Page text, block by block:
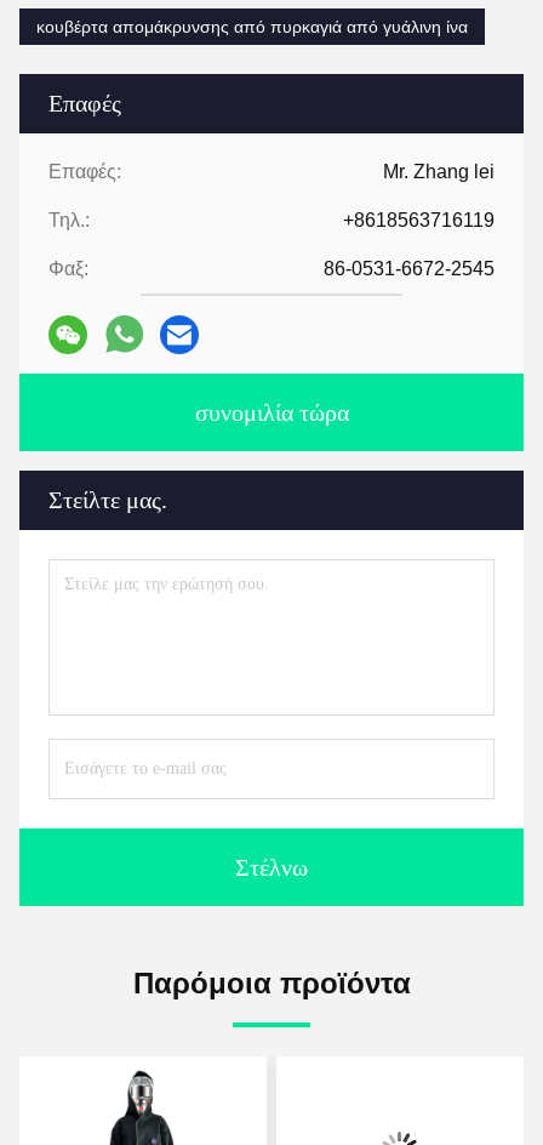
Επαφές
Επαφές: Mr. Zhang lei
Τηλ.: +8618563716119
Φαξ: 86-0531-6672-2545
συνομιλία τώρα
Στείλτε μας.
Στέλνω
κουβέρτα απομάκρυνσης από πυρκαγιά από γυάλινη ίνα
Παρόμοια προϊόντα